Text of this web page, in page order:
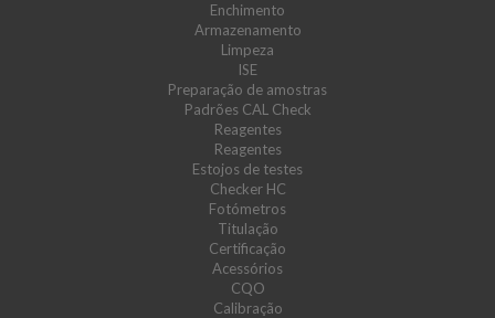
Enchimento
Armazenamento
Limpeza
ISE
Preparação de amostras
Padrões CAL Check
Reagentes
Reagentes
Estojos de testes
Checker HC
Fotómetros
Titulação
Certificação
Acessórios
CQO
Calibração